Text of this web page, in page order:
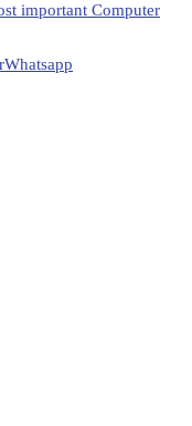
important Computer
Whatsapp